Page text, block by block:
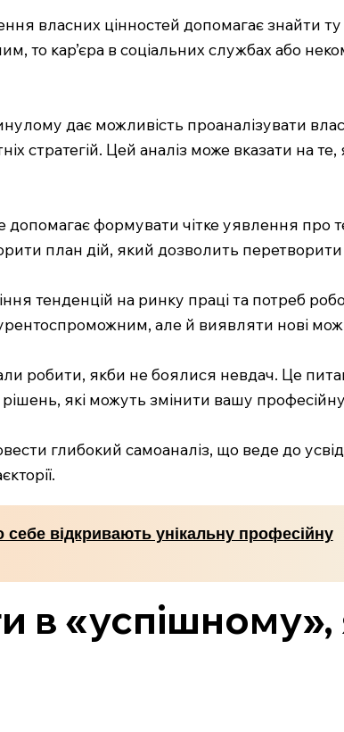
власних цінностей допомагає знайти
то кар’єра в соціальних службах або
дає можливість проаналізувати
стратегій. Цей аналіз може вказати на те,
формувати чітке уявлення про
план дій, який дозволить перетворити
тенденцій на ринку праці та потреб
але й виявляти нові
робити, якби не боялися невдач. Це
які можуть змінити вашу
глибокий самоаналіз, що веде до
себе відкривають унікальну професійну
в